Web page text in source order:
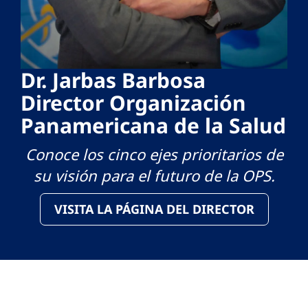
Dr. Jarbas Barbosa
Director Organización
Panamericana de la Salud
Conoce los cinco ejes prioritarios de
su visión para el futuro de la OPS.
VISITA LA PÁGINA DEL DIRECTOR